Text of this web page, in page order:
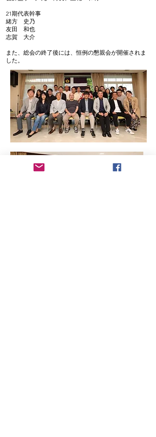
21期代表幹事
緒方 史乃
友田 和也
志賀 大介
​また、総会の終了後には、恒例の懇親会が開催されま
した。